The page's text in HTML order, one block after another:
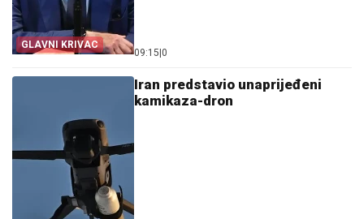
GLAVNI KRIVAC
09:15 0
Iran predstavio unaprijeđeni
kamikaza-dron